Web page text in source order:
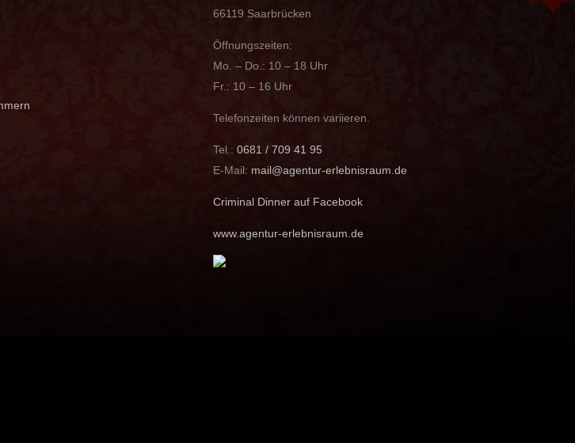
66119 Saarbrücken
Öffnungszeiten:
Mo. – Do.: 10 – 18 Uhr
Fr.: 10 – 16 Uhr
Telefonzeiten können variieren.
Tel.: 0681 / 709 41 95
E-Mail: mail@agentur-erlebnisraum.de
Criminal Dinner auf Facebook
www.agentur-erlebnisraum.de